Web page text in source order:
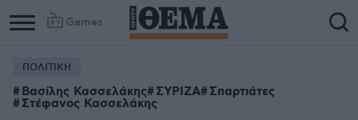
Games
ΠΟΛΙΤΙΚΗ
Βασίλης Κασσελάκης ΣΥΡΙΖΑ Σπαρτιάτες
Στέφανος Κασσελάκης